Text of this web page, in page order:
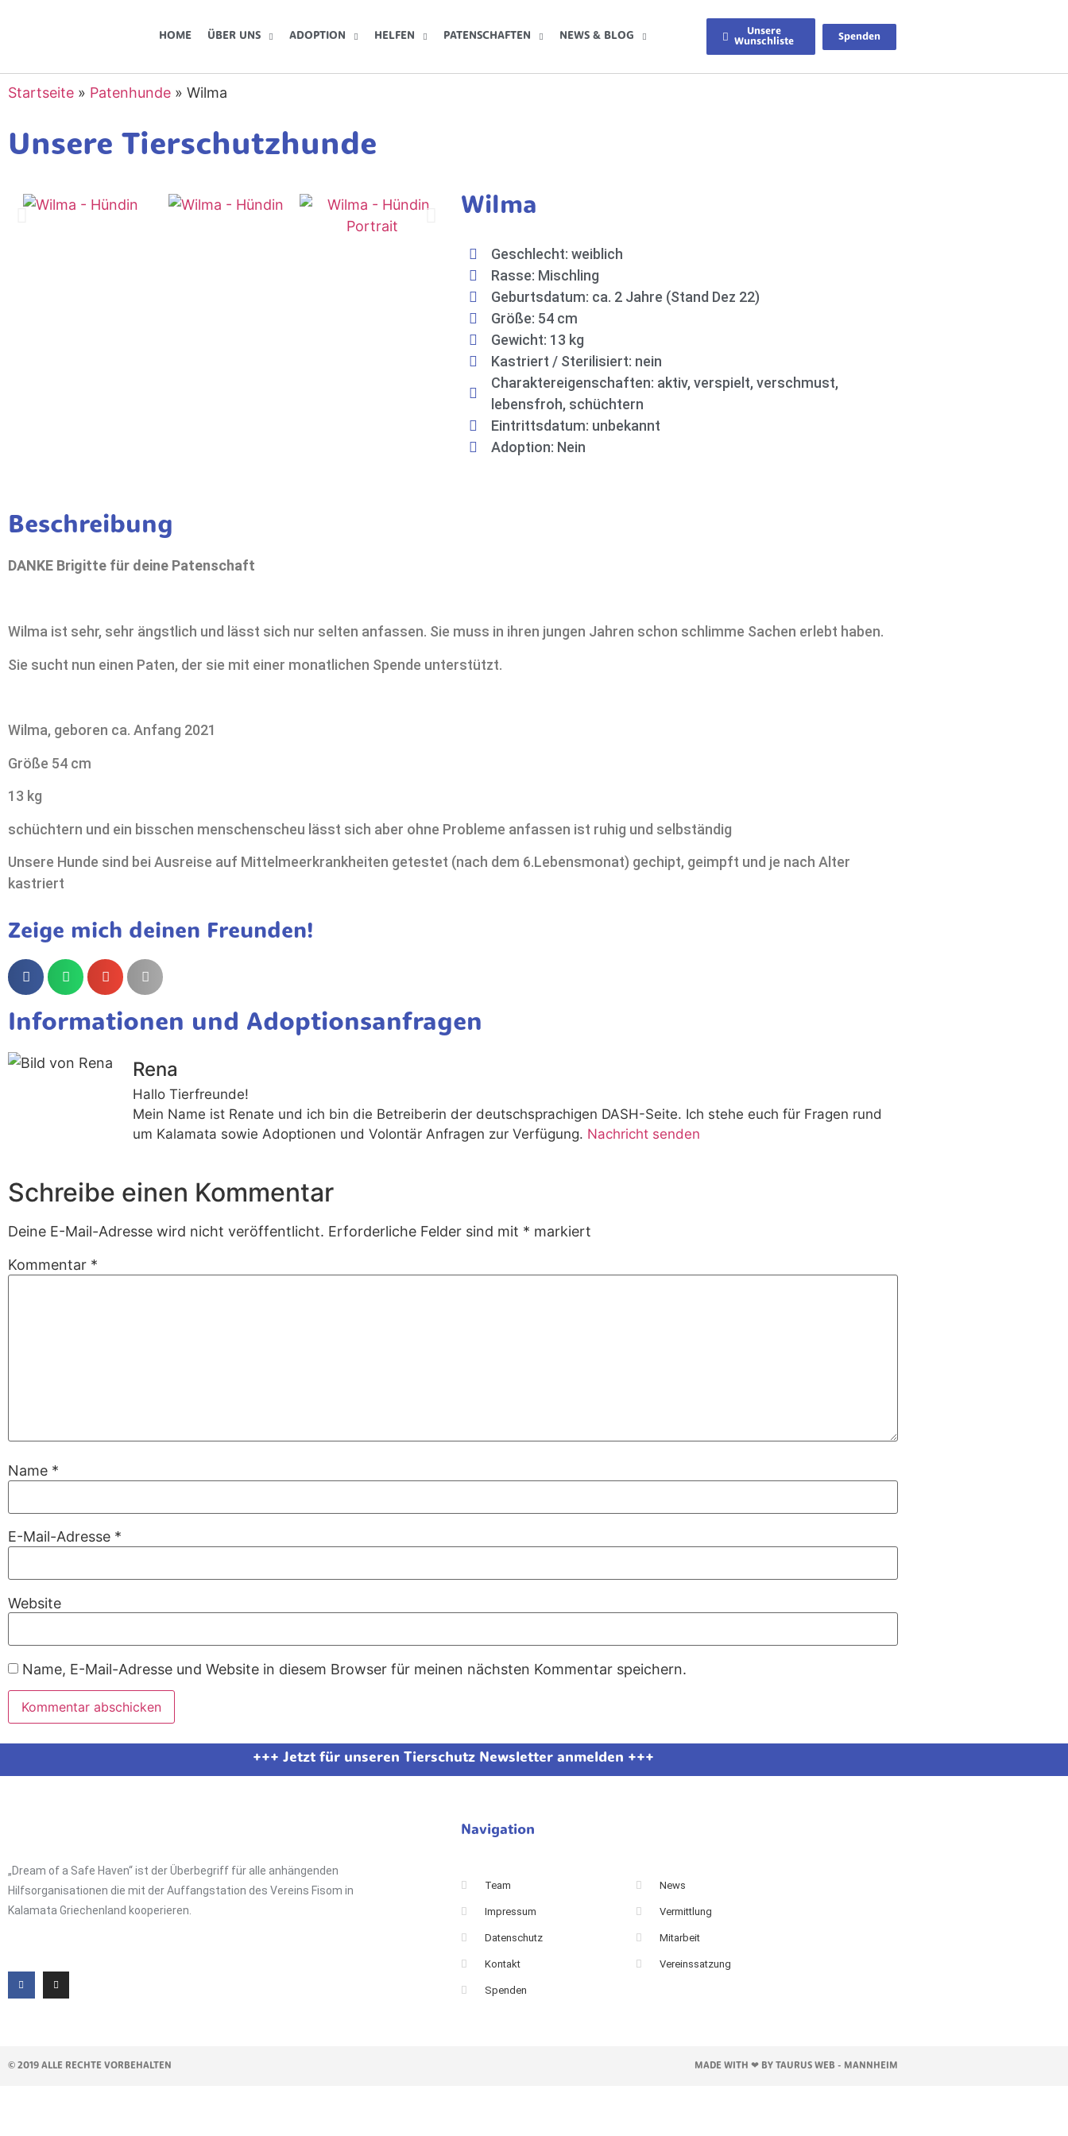
HOME ÜBER UNS ADOPTION HELFEN PATENSCHAFTEN NEWS & BLOG
Unsere
Wunschliste
Spenden
Startseite » Patenhunde » Wilma
Unsere Tierschutzhunde
Wilma
Geschlecht: weiblich
Rasse: Mischling
Geburtsdatum: ca. 2 Jahre (Stand Dez 22)
Größe: 54 cm
Gewicht: 13 kg
Kastriert / Sterilisiert: nein
Charaktereigenschaften: aktiv, verspielt, verschmust,
lebensfroh, schüchtern
Eintrittsdatum: unbekannt
Adoption: Nein
Beschreibung
DANKE Brigitte für deine Patenschaft
Wilma ist sehr, sehr ängstlich und lässt sich nur selten anfassen. Sie muss in ihren jungen Jahren schon schlimme Sachen erlebt haben.
Sie sucht nun einen Paten, der sie mit einer monatlichen Spende unterstützt.
Wilma, geboren ca. Anfang 2021
Größe 54 cm
13 kg
schüchtern und ein bisschen menschenscheu lässt sich aber ohne Probleme anfassen ist ruhig und selbständig
Unsere Hunde sind bei Ausreise auf Mittelmeerkrankheiten getestet (nach dem 6.Lebensmonat) gechipt, geimpft und je nach Alter
kastriert
Zeige mich deinen Freunden!
Informationen und Adoptionsanfragen
Rena
Hallo Tierfreunde!
Mein Name ist Renate und ich bin die Betreiberin der deutschsprachigen DASH-Seite. Ich stehe euch für Fragen rund
um Kalamata sowie Adoptionen und Volontär Anfragen zur Verfügung. Nachricht senden
Schreibe einen Kommentar
Deine E-Mail-Adresse wird nicht veröffentlicht. Erforderliche Felder sind mit * markiert
Kommentar *
Name *
E-Mail-Adresse *
Website
Name, E-Mail-Adresse und Website in diesem Browser für meinen nächsten Kommentar speichern.
+++ Jetzt für unseren Tierschutz Newsletter anmelden +++
„Dream of a Safe Haven“ ist der Überbegriff für alle anhängenden
Hilfsorganisationen die mit der Auffangstation des Vereins Fisom in
Kalamata Griechenland kooperieren.
Navigation
Team
Impressum
Datenschutz
Kontakt
Spenden
News
Vermittlung
Mitarbeit
Vereinssatzung
© 2019 ALLE RECHTE VORBEHALTEN MADE WITH ❤ BY TAURUS WEB - MANNHEIM